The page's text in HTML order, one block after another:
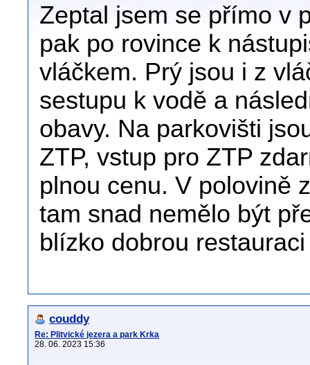
Zeptal jsem se přímo v
pak po rovince k
vláčkem. Prý jsou i z
sestupu k vodě a
obavy. Na parkovišti
ZTP, vstup pro ZTP
plnou cenu. V polovině
tam snad nemělo být
blízko dobrou
couddy
Re: Plitvické jezera a park Krka
28. 06. 2023 15:36